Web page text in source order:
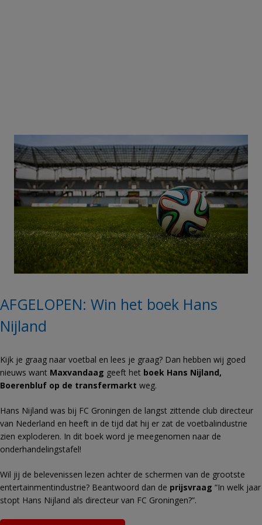
AFGELOPEN: Win het boek Hans
Nijland
Kijk je graag naar voetbal en lees je graag? Dan hebben wij goed
nieuws want Maxvandaag geeft het boek Hans Nijland,
Boerenbluf op de transfermarkt weg.
Hans Nijland was bij FC Groningen de langst zittende club directeur
van Nederland en heeft in de tijd dat hij er zat de voetbalindustrie
zien exploderen. In dit boek word je meegenomen naar de
onderhandelingstafel!
Wil jij de belevenissen lezen achter de schermen van de grootste
entertainmentindustrie? Beantwoord dan de prijsvraag “In welk jaar
stopt Hans Nijland als directeur van FC Groningen?”.